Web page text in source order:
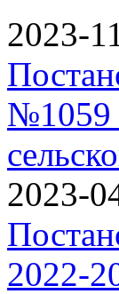
2023-
№1059
2023-
2022-